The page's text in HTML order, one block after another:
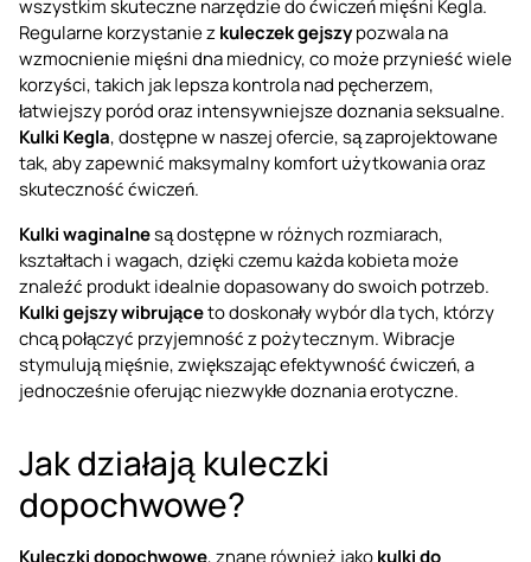
wszystkim skuteczne narzędzie do ćwiczeń mięśni Kegla.
Regularne korzystanie zkuleczek gejszypozwala na
wzmocnienie mięśni dna miednicy, co może przynieść wiele
korzyści, takich jak lepsza kontrola nad pęcherzem,
łatwiejszy poród oraz intensywniejsze doznania seksualne.
Kulki Kegla, dostępne w naszej ofercie, są zaprojektowane
tak, aby zapewnić maksymalny komfort użytkowania oraz
skuteczność ćwiczeń.
Kulki waginalnesą dostępne w różnych rozmiarach,
kształtach i wagach, dzięki czemu każda kobieta może
znaleźć produkt idealnie dopasowany do swoich potrzeb.
Kulki gejszy wibrująceto doskonały wybór dla tych, którzy
chcą połączyć przyjemność z pożytecznym. Wibracje
stymulują mięśnie, zwiększając efektywność ćwiczeń, a
jednocześnie oferując niezwykłe doznania erotyczne.
Jak działają kuleczki
dopochwowe?
Kuleczki dopochwowe, znane również jakokulki do